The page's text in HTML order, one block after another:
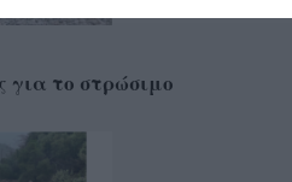
για το στρώσιμο